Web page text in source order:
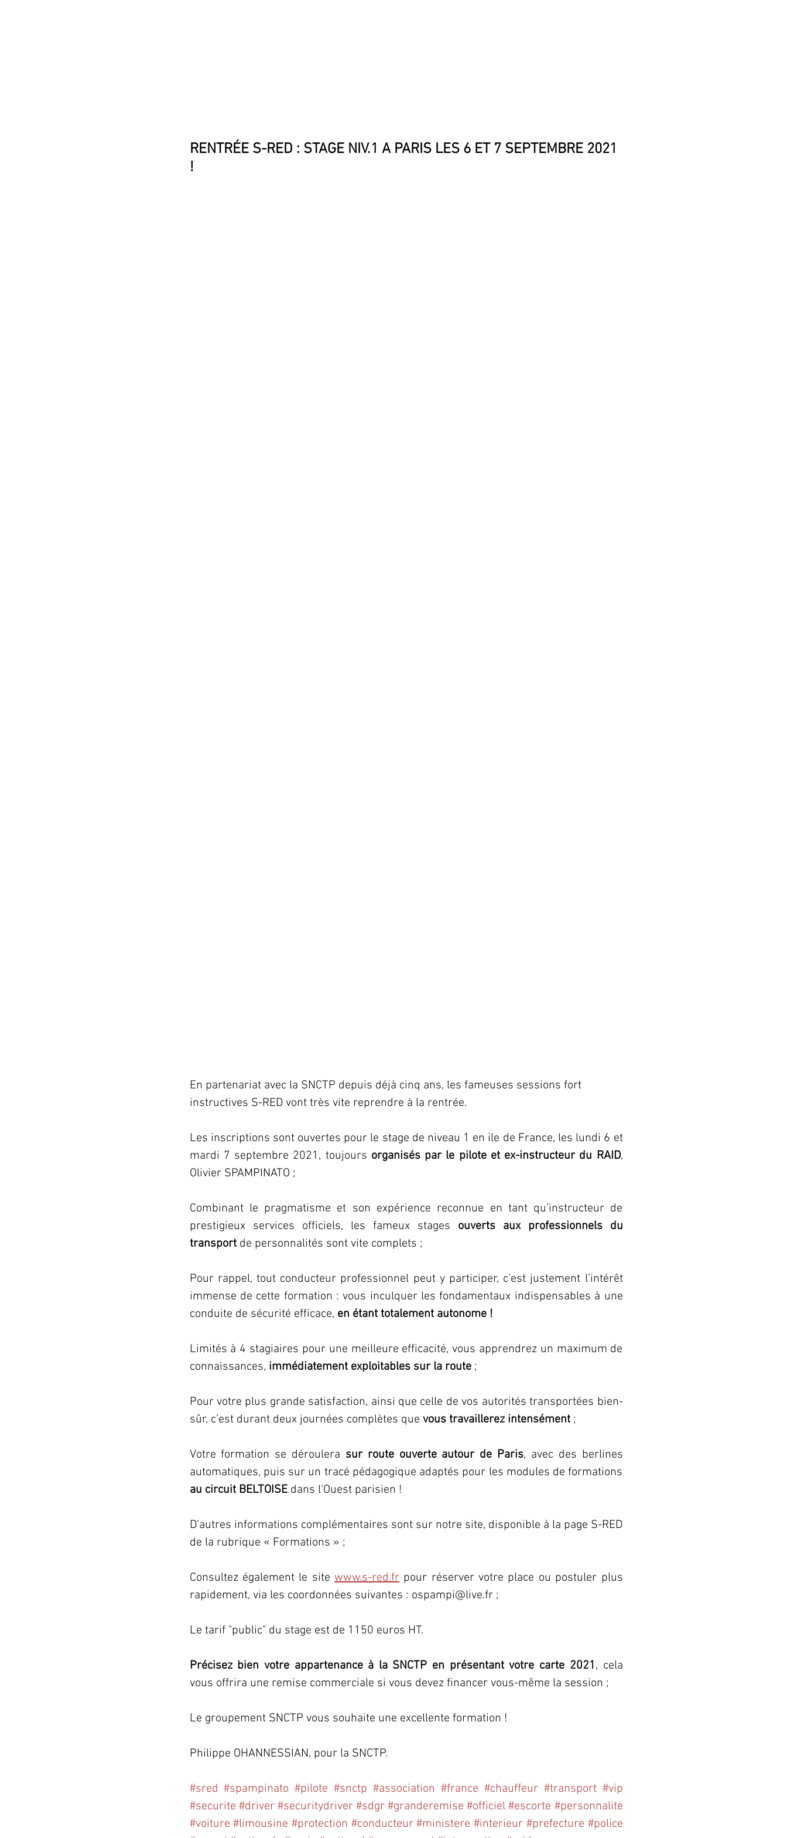
RENTRÉE S-RED : STAGE NIV.1 A PARIS LES 6 ET 7 SEPTEMBRE 2021
!
En partenariat avec la SNCTP depuis déjà cinq ans, les fameuses sessions fort
instructives S-RED vont très vite reprendre à la rentrée.
Les inscriptions sont ouvertes pour le stage de niveau 1 en ile de France, les lundi 6 et
mardi 7 septembre 2021, toujours organisés par le pilote et ex-instructeur du RAID,
Olivier SPAMPINATO ;
Combinant le pragmatisme et son expérience reconnue en tant qu’instructeur de
prestigieux services officiels, les fameux stages ouverts aux professionnels du
transport de personnalités sont vite complets ;
Pour rappel, tout conducteur professionnel peut y participer, c’est justement l’intérêt
immense de cette formation : vous inculquer les fondamentaux indispensables à une
conduite de sécurité efficace, en étant totalement autonome !
Limités à 4 stagiaires pour une meilleure efficacité, vous apprendrez un maximum de
connaissances, immédiatement exploitables sur la route ;
Pour votre plus grande satisfaction, ainsi que celle de vos autorités transportées bien-
sûr, c’est durant deux journées complètes que vous travaillerez intensément ;
Votre formation se déroulera sur route ouverte autour de Paris, avec des berlines
au circuit BELTOISE dans l'Ouest parisien !
D’autres informations complémentaires sont sur notre site, disponible à la page S-RED
de la rubrique « Formations » ;
Consultez également le site www.s-red.fr pour réserver votre place ou postuler plus
rapidement, via les coordonnées suivantes : ospampi@live.fr ;
Le tarif "public" du stage est de 1150 euros HT.
Précisez bien votre appartenance à la SNCTP en présentant votre carte 2021 , cela
vous offrira une remise commerciale si vous devez financer vous-même la session ;
Le groupement SNCTP vous souhaite une excellente formation !
Philippe OHANNESSIAN, pour la SNCTP.
#sred #spampinato #pilote #snctp #association #france #chauffeur #transport #vip
#securite #driver #securitydriver #sdgr #granderemise #officiel #escorte #personnalite
#voiture #limousine #protection #conducteur #ministere #interieur #prefecture #police